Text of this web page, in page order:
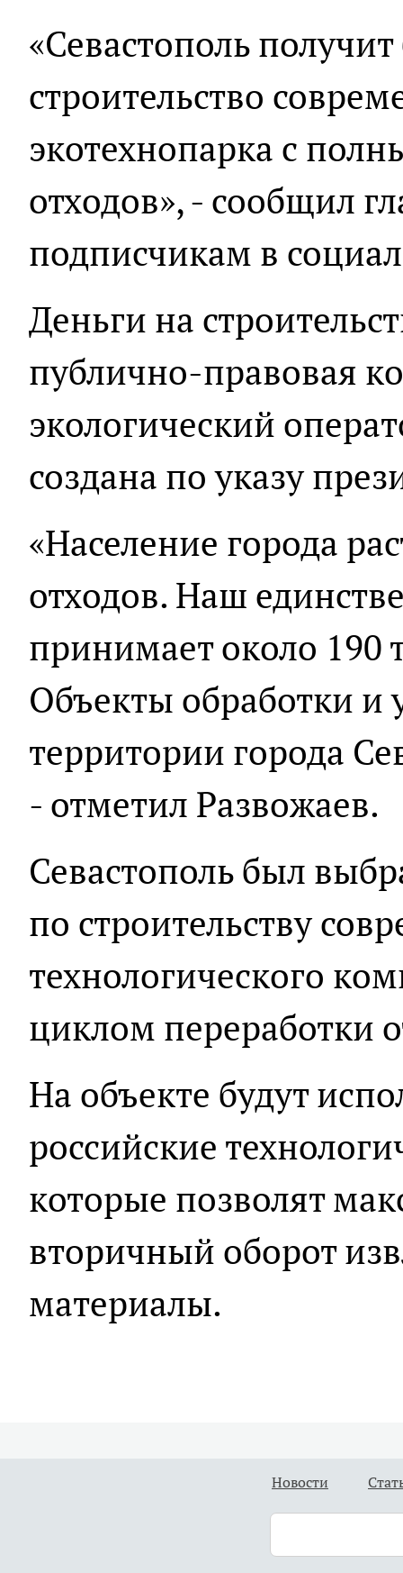
«Севастополь
строительство
экотехнопарка с
отходов», - сообщил
подписчикам в
Деньги на
публично-правовая
экологический
создана по указу
«Население города
отходов. Наш
принимает около 190
Объекты обработки и
территории города
- отметил Развожаев.
Севастополь был
по строительству
технологического
циклом переработки
На объекте будут
российские
которые позволят
вторичный оборот
материалы.
Новости